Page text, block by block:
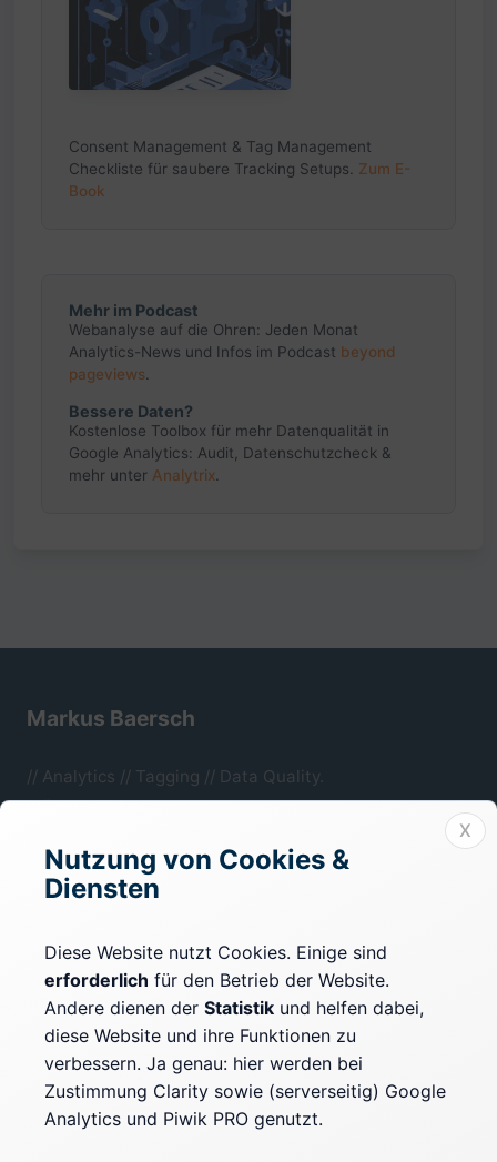
Consent Management & Tag Management
Checkliste für saubere Tracking Setups. Zum E-
Book
Mehr im Podcast
Webanalyse auf die Ohren: Jeden Monat
Analytics-News und Infos im Podcast beyond
pageviews.
Bessere Daten?
Kostenlose Toolbox für mehr Datenqualität in
Google Analytics: Audit, Datenschutzcheck &
mehr unter Analytrix.
Markus Baersch
// Analytics // Tagging // Data Quality.
Mönchengladbach, NRW.
Rechtliches
Impressum
Datenschutz
Cookie-Einstellungen
Mehr erfahren
X
Nutzung von Cookies &
Diensten
Diese Website nutzt Cookies. Einige sind
erforderlich für den Betrieb der Website.
Andere dienen der Statistik und helfen dabei,
diese Website und ihre Funktionen zu
verbessern. Ja genau: hier werden bei
Zustimmung Clarity sowie (serverseitig) Google
Analytics und Piwik PRO genutzt.